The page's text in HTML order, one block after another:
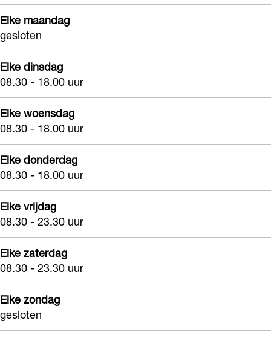
Elke maandag
gesloten
Elke dinsdag
08.30 - 18.00 uur
Elke woensdag
08.30 - 18.00 uur
Elke donderdag
08.30 - 18.00 uur
Elke vrijdag
08.30 - 23.30 uur
Elke zaterdag
08.30 - 23.30 uur
Elke zondag
gesloten